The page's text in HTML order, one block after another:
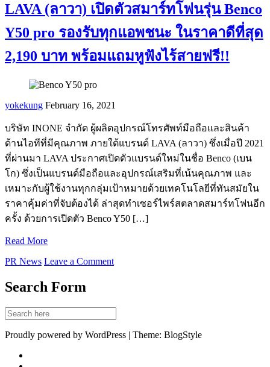
LAVA (ลาวา) เปิดตัวสมาร์ทโฟนรุ่น Benco
Y50 pro รองรับทุกแอพชนะ ในราคาดีที่สุด
2,190 บาท พร้อมแถมหูฟังไร้สายฟรี!!
yokekung February 16, 2021
บริษัท INONE จำกัด ผู้ผลิตอุปกรณ์โทรศัพท์มือถือและสินค้า
ด้านไอทีที่มีคุณภาพ ภายใต้แบรนด์ LAVA (ลาวา) ซึ่งเมื่อปี 2021
ที่ผ่านมา LAVA ประกาศเปิดตัวแบรนด์ใหม่ในชื่อ Benco (เบน
โก) ซึ่งเป็นแบรนด์มือถือและอุปกรณ์เสริมที่เน้นคุณภาพ และ
เหมาะกับผู้ใช้งานทุกกลุ่มเป้าหมายด้วยเทคโนโลยีที่ทันสมัยใน
ราคาคุ้มค่าที่จับต้องได้ ล่าสุดทำเซอร์ไพร์สตลาดสมาร์ทโฟนอีก
ครั้ง ด้วยการเปิดตัว Benco Y50 […]
Read More
PR News Leave a Comment
Search Form
Proudly powered by WordPress | Theme: BlogStyle